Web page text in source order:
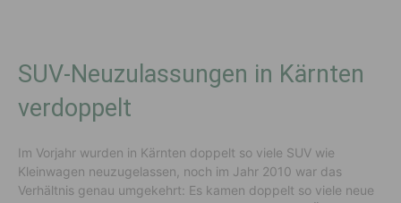
SUV-Neuzulassungen in Kärnten
verdoppelt
Im Vorjahr wurden in Kärnten doppelt so viele SUV wie
Kleinwagen neuzugelassen, noch im Jahr 2010 war das
Verhältnis genau umgekehrt: Es kamen doppelt so viele neue